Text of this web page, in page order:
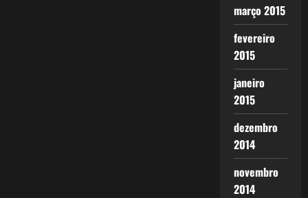
março 2015
fevereiro
2015
janeiro
2015
dezembro
2014
novembro
2014